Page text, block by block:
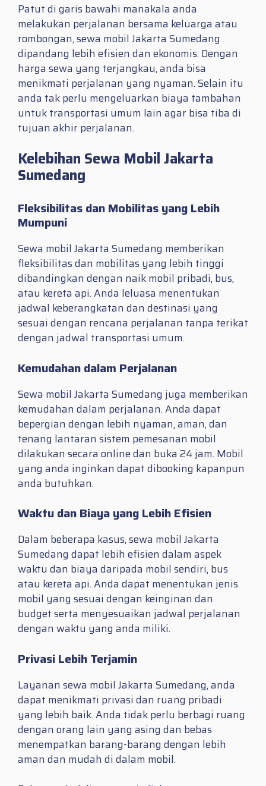
Patut di garis bawahi manakala anda
melakukan perjalanan bersama keluarga atau
rombongan, sewa mobil Jakarta Sumedang
dipandang lebih efisien dan ekonomis. Dengan
harga sewa yang terjangkau, anda bisa
menikmati perjalanan yang nyaman. Selain itu
anda tak perlu mengeluarkan biaya tambahan
untuk transportasi umum lain agar bisa tiba di
tujuan akhir perjalanan.
Kelebihan Sewa Mobil Jakarta
Sumedang
Fleksibilitas dan Mobilitas yang Lebih
Mumpuni
Sewa mobil Jakarta Sumedang memberikan
fleksibilitas dan mobilitas yang lebih tinggi
dibandingkan dengan naik mobil pribadi, bus,
atau kereta api. Anda leluasa menentukan
jadwal keberangkatan dan destinasi yang
sesuai dengan rencana perjalanan tanpa terikat
dengan jadwal transportasi umum.
Kemudahan dalam Perjalanan
Sewa mobil Jakarta Sumedang juga memberikan
kemudahan dalam perjalanan. Anda dapat
bepergian dengan lebih nyaman, aman, dan
tenang lantaran sistem pemesanan mobil
dilakukan secara online dan buka 24 jam. Mobil
yang anda inginkan dapat dibooking kapanpun
anda butuhkan.
Waktu dan Biaya yang Lebih Efisien
Dalam beberapa kasus, sewa mobil Jakarta
Sumedang dapat lebih efisien dalam aspek
waktu dan biaya daripada mobil sendiri, bus
atau kereta api. Anda dapat menentukan jenis
mobil yang sesuai dengan keinginan dan
budget serta menyesuaikan jadwal perjalanan
dengan waktu yang anda miliki.
Privasi Lebih Terjamin
Layanan sewa mobil Jakarta Sumedang, anda
dapat menikmati privasi dan ruang pribadi
yang lebih baik. Anda tidak perlu berbagi ruang
dengan orang lain yang asing dan bebas
menempatkan barang-barang dengan lebih
aman dan mudah di dalam mobil.